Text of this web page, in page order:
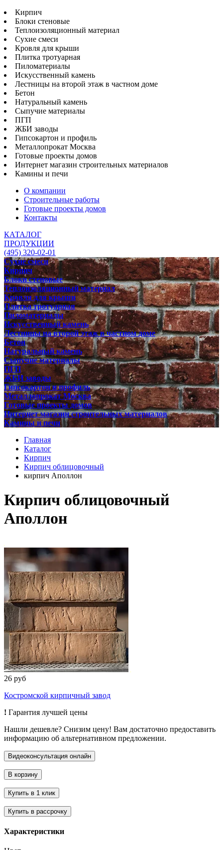
Кирпич
Блоки стеновые
Теплоизоляционный материал
Сухие смеси
Кровля для крыши
Плитка тротуарная
Пиломатериалы
Искусственный камень
Лестницы на второй этаж в частном доме
Бетон
Натуральный камень
Сыпучие материалы
ПГП
ЖБИ заводы
Гипсокартон и профиль
Металлопрокат Москва
Готовые проекты домов
Интернет магазин строительных материалов
Камины и печи
О компании
Строительные работы
Готовые проекты домов
Контакты
КАТАЛОГ
ПРОДУКЦИИ
(495) 320-02-01
Сухие смеси
Кирпич
Блоки стеновые
Теплоизоляционный материал
Кровля для крыши
Плитка тротуарная
Пиломатериалы
Искусственный камень
Лестницы на второй этаж в частном доме
Бетон
Натуральный камень
Сыпучие материалы
ПГП
ЖБИ заводы
Гипсокартон и профиль
Металлопрокат Москва
Готовые проекты домов
Интернет магазин строительных материалов
Камины и печи
Главная
Каталог
Кирпич
Кирпич облицовочный
кирпич Аполлон
Кирпич облицовочный
Аполлон
26 руб
Костромской кирпичный завод
! Гарантия лучшей цены
Нашли дешевле? Снизим цену! Вам достаточно предоставить
информацию об альтернативном предложении.
Характеристики